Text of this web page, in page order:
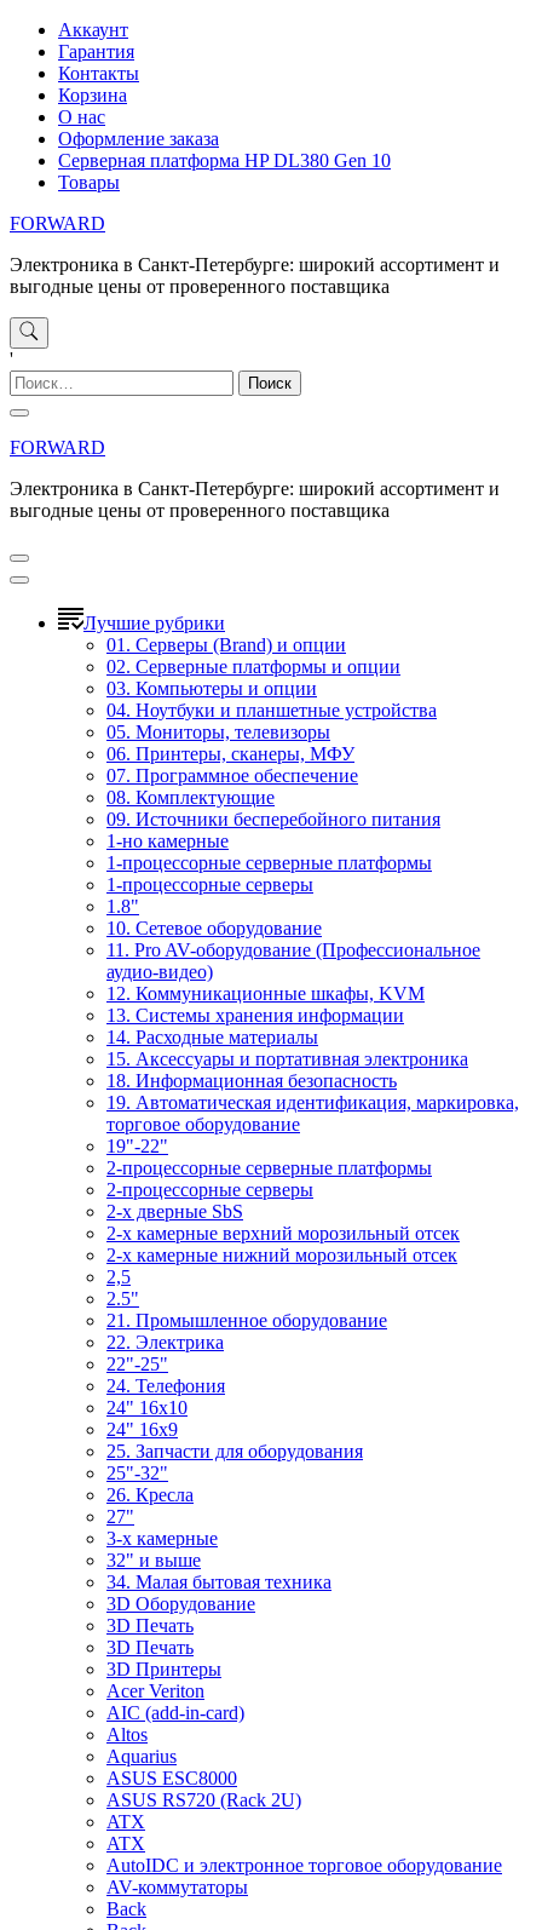
Перейти
содержимому
Аккаунт
Гарантия
Контакты
Корзина
О нас
Оформление заказа
Серверная платформа HP DL380 Gen 10
Товары
FORWARD
Электроника в Санкт-Петербурге: широкий ассортимент и
выгодные цены от проверенного поставщика
'
Найти:
FORWARD
Электроника в Санкт-Петербурге: широкий ассортимент и
выгодные цены от проверенного поставщика
Лучшие рубрики
01. Серверы (Brand) и опции
02. Серверные платформы и опции
03. Компьютеры и опции
04. Ноутбуки и планшетные устройства
05. Мониторы, телевизоры
06. Принтеры, сканеры, МФУ
07. Программное обеспечение
08. Комплектующие
09. Источники бесперебойного питания
1-но камерные
1-процессорные серверные платформы
1-процессорные серверы
1.8"
10. Сетевое оборудование
11. Pro AV-оборудование (Профессиональное
аудио-видео)
12. Коммуникационные шкафы, KVM
13. Системы хранения информации
14. Расходные материалы
15. Аксессуары и портативная электроника
18. Информационная безопасность
19. Автоматическая идентификация, маркировка,
торговое оборудование
19"-22"
2-процессорные серверные платформы
2-процессорные серверы
2-х дверные SbS
2-х камерные верхний морозильный отсек
2-х камерные нижний морозильный отсек
2,5
2.5"
21. Промышленное оборудование
22. Электрика
22"-25"
24. Телефония
24" 16x10
24" 16x9
25. Запчасти для оборудования
25"-32"
26. Кресла
27"
3-x камерные
32" и выше
34. Малая бытовая техника
3D Оборудование
3D Печать
3D Печать
3D Принтеры
Acer Veriton
AIC (add-in-card)
Altos
Aquarius
ASUS ESC8000
ASUS RS720 (Rack 2U)
ATX
ATX
AutoIDC и электронное торговое оборудование
AV-коммутаторы
Back